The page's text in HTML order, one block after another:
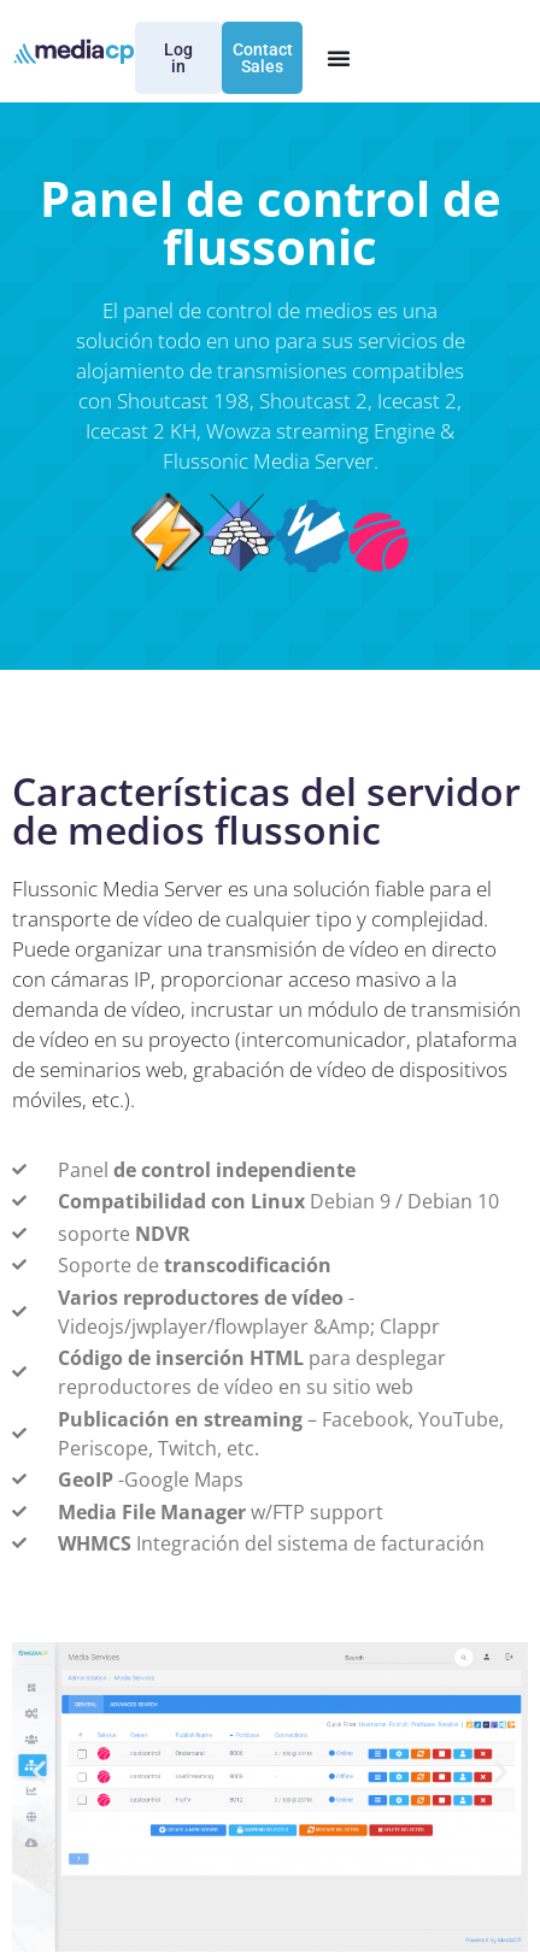
Log
in
Contact
Sales
Panel de control de
flussonic
El panel de control de medios es una
solución todo en uno para sus servicios de
alojamiento de transmisiones compatibles
con Shoutcast 198, Shoutcast 2, Icecast 2,
Icecast 2 KH, Wowza streaming Engine &
Flussonic Media Server.
Características del servidor
de medios flussonic
Flussonic Media Server es una solución fiable para el
transporte de vídeo de cualquier tipo y complejidad.
Puede organizar una transmisión de vídeo en directo
con cámaras IP, proporcionar acceso masivo a la
demanda de vídeo, incrustar un módulo de transmisión
de vídeo en su proyecto (intercomunicador, plataforma
de seminarios web, grabación de vídeo de dispositivos
móviles, etc.).
Panel de control independiente
Compatibilidad con Linux Debian 9 / Debian 10
soporte NDVR
Soporte de transcodificación
Varios reproductores de vídeo -
Videojs/jwplayer/flowplayer &Amp; Clappr
Código de inserción HTML para desplegar
reproductores de vídeo en su sitio web
Publicación en streaming– Facebook, YouTube,
Periscope, Twitch, etc.
GeoIP-Google Maps
Media File Managerw/FTP support
WHMCS Integración del sistema de facturación